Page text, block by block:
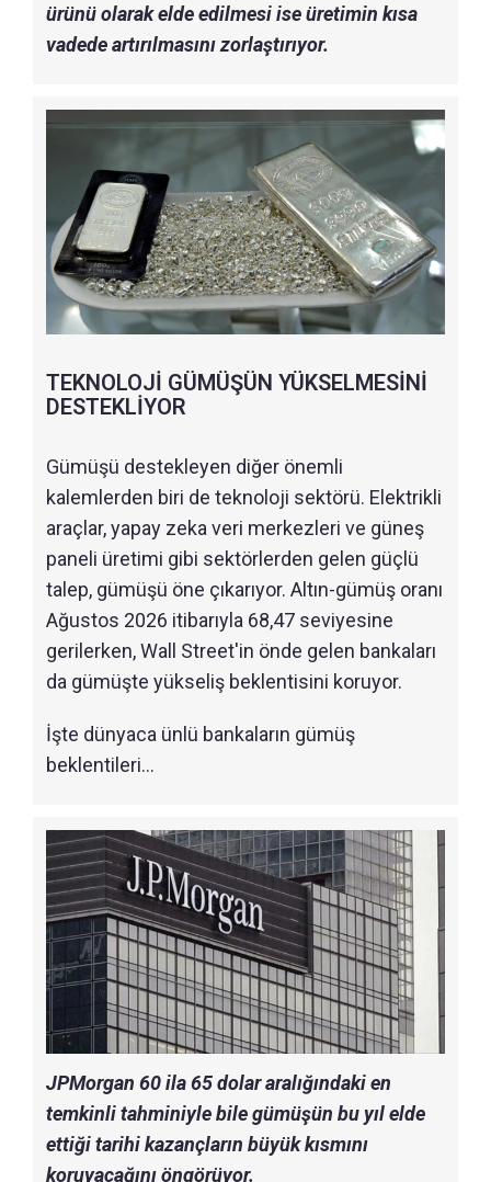
ürünü olarak elde edilmesi ise üretimin kısa
vadede artırılmasını zorlaştırıyor.
TEKNOLOJİ GÜMÜŞÜN YÜKSELMESİNİ
DESTEKLİYOR
Gümüşü destekleyen diğer önemli
kalemlerden biri de teknoloji sektörü. Elektrikli
araçlar, yapay zeka veri merkezleri ve güneş
paneli üretimi gibi sektörlerden gelen güçlü
talep, gümüşü öne çıkarıyor. Altın-gümüş oranı
Ağustos 2026 itibarıyla 68,47 seviyesine
gerilerken, Wall Street'in önde gelen bankaları
da gümüşte yükseliş beklentisini koruyor.
İşte dünyaca ünlü bankaların gümüş
beklentileri…
JPMorgan 60 ila 65 dolar aralığındaki en
temkinli tahminiyle bile gümüşün bu yıl elde
ettiği tarihi kazançların büyük kısmını
koruyacağını öngörüyor.